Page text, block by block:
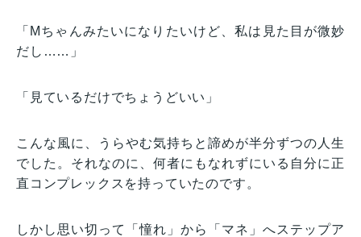
「Mちゃんみたいになりたいけど、私は見た目が微妙
だし……」
「見ているだけでちょうどいい」
こんな風に、うらやむ気持ちと諦めが半分ずつの人生
でした。それなのに、何者にもなれずにいる自分に正
直コンプレックスを持っていたのです。
しかし思い切って「憧れ」から「マネ」へステップア